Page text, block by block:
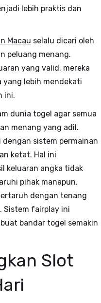
lebih praktis dan
Macau selalu dicari oleh
peluang menang.
yang valid, mereka
yang lebih mendekati
ini.
dunia togel agar semua
menang yang adil.
dengan sistem permainan
ketat. Hal ini
keluaran angka tidak
pihak manapun.
dengan tenang
Sistem fairplay ini
bandar togel semakin
Slot